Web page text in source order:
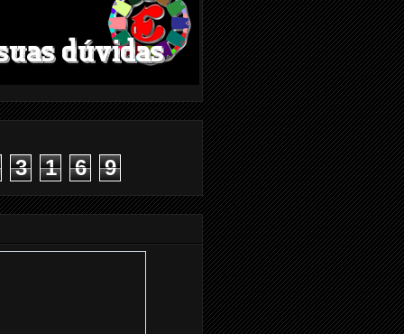
3 1 6 9